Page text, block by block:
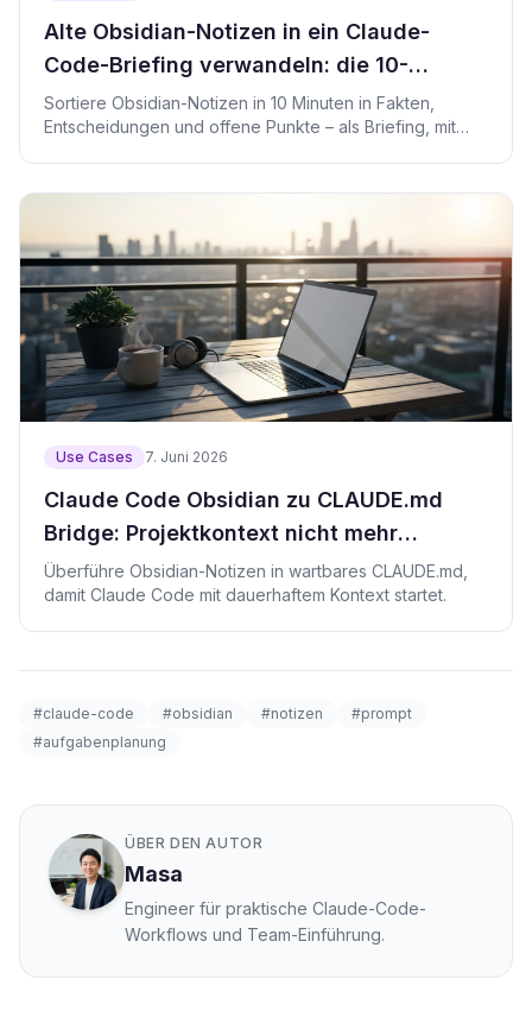
Alte Obsidian-Notizen in ein Claude-
Code-Briefing verwandeln: die 10-
Minuten-Routine
Sortiere Obsidian-Notizen in 10 Minuten in Fakten,
Entscheidungen und offene Punkte – als Briefing, mit
Use Cases 7. Juni 2026
Claude Code Obsidian zu CLAUDE.md
Bridge: Projektkontext nicht mehr
wiederholen
Überführe Obsidian-Notizen in wartbares CLAUDE.md,
damit Claude Code mit dauerhaftem Kontext startet.
#claude-code #obsidian #notizen
#prompt
#aufgabenplanung
ÜBER DEN AUTOR
Masa
Engineer für praktische Claude-Code-
Workflows und Team-Einführung.